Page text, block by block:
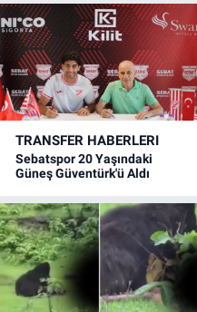
TRANSFER HABERLERI
Sebatspor 20 Yaşındaki
Güneş Güventürk'ü Aldı